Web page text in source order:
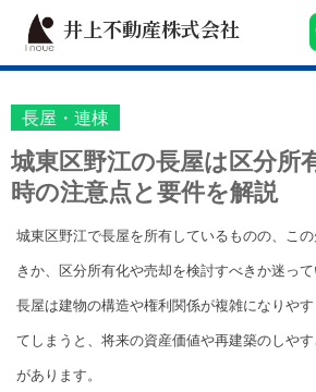
井上不動産株式会社
長屋・連棟
城東区野江の長屋は区分所
時の注意点と要件を解説
城東区野江で長屋を所有しているものの、こ
きか、区分所有化や売却を検討すべきか迷って
長屋は建物の構造や権利関係が複雑になりや
てしまうと、将来の資産価値や再建築のしや
があります。